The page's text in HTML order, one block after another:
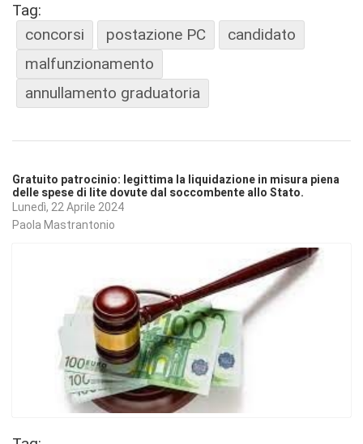
Tag:
concorsi
postazione PC
candidato
malfunzionamento
annullamento graduatoria
Gratuito patrocinio: legittima la liquidazione in misura piena
delle spese di lite dovute dal soccombente allo Stato.
Lunedì, 22 Aprile 2024
Paola Mastrantonio